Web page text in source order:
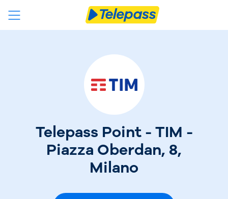
Telepass Point - TIM -
Piazza Oberdan, 8,
Milano